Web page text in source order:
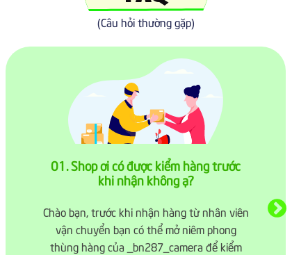
(Câu hỏi thường gặp)
01. Shop ơi có được kiểm hàng trước
khi nhận không ạ?
Chào bạn, trước khi nhận hàng từ nhân viên
vận chuyển bạn có thể mở niêm phong
thùng hàng của
_bn287_camera để kiểm